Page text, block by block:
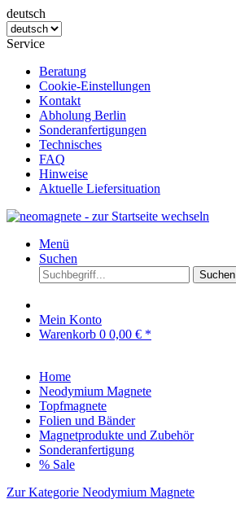
deutsch
Service
Beratung
Cookie-Einstellungen
Kontakt
Abholung Berlin
Sonderanfertigungen
Technisches
FAQ
Hinweise
Aktuelle Liefersituation
Menü
Suchen
Suchen
Mein Konto
Warenkorb 0 0,00 € *
Home
Neodymium Magnete
Topfmagnete
Folien und Bänder
Magnetprodukte und Zubehör
Sonderanfertigung
% Sale
Zur Kategorie Neodymium Magnete